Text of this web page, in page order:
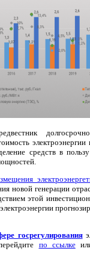
средств в
новой генерации
этой
госрегулирования
по ссылке